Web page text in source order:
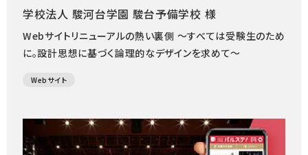
学校法人 駿河台学園 駿台予備学校 様
Webサイトリニューアルの熱い裏側 ～すべては受験生のため
に。設計思想に基づく論理的なデザインを求めて～
Webサイト